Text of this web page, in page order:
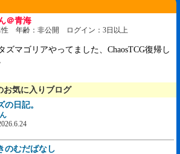
＠青海
性 年齢：非公開 ログイン：3日以上
ズマゴリアやってました、ChaosTCG復帰し
お気に入りブログ
日記。
のむだばなし